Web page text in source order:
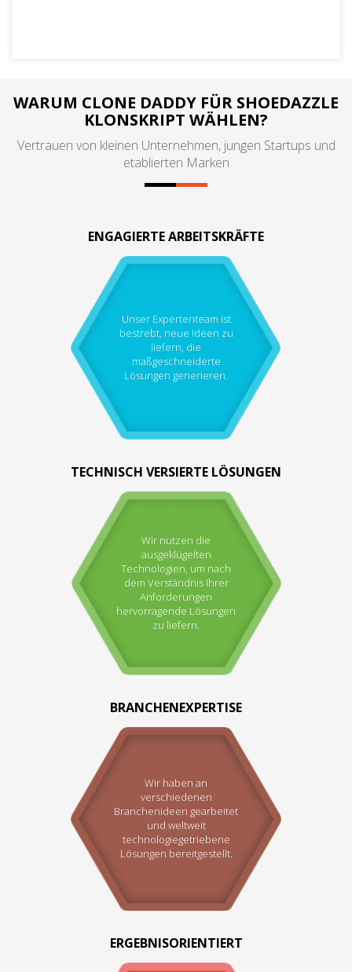
WARUM CLONE DADDY FÜR SHOEDAZZLE
KLONSKRIPT WÄHLEN?
Vertrauen von kleinen Unternehmen, jungen Startups und
etablierten Marken
ENGAGIERTE ARBEITSKRÄFTE
Unser Expertenteam ist
bestrebt, neue Ideen zu
liefern, die
maßgeschneiderte
Lösungen generieren.
TECHNISCH VERSIERTE LÖSUNGEN
Wir nutzen die
ausgeklügelten
Technologien, um nach
dem Verständnis Ihrer
Anforderungen
hervorragende Lösungen
zu liefern.
BRANCHENEXPERTISE
Wir haben an
verschiedenen
Branchenideen gearbeitet
und weltweit
technologiegetriebene
Lösungen bereitgestellt.
ERGEBNISORIENTIERT